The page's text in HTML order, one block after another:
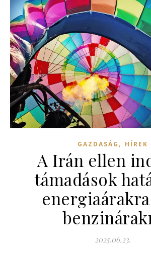
GAZDASÁG , HÍREK
A Irán ellen
támadások
2025.06.23.